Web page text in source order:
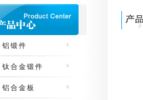
铝锻件
钛合金锻件
铝合金板